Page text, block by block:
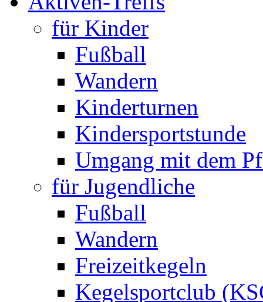
für Kinder
Fußball
Wandern
Kinderturnen
Kindersportstunde
Umgang mit dem
für Jugendliche
Fußball
Wandern
Freizeitkegeln
Kegelsportclub